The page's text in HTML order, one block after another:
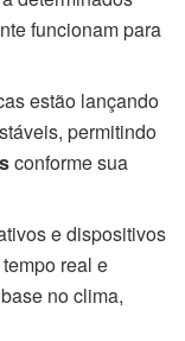
funcionam para
estão lançando
permitindo
conforme sua
e dispositivos
real e
no clima,